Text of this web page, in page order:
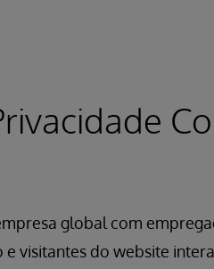
global com
visitantes do website